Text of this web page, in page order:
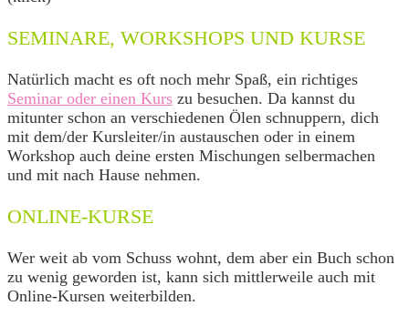
SEMINARE, WORKSHOPS UND KURSE
Natürlich macht es oft noch mehr Spaß, ein richtiges
Seminar oder einen Kurs zu besuchen. Da kannst du
mitunter schon an verschiedenen Ölen schnuppern, dich
mit dem/der Kursleiter/in austauschen oder in einem
Workshop auch deine ersten Mischungen selbermachen
und mit nach Hause nehmen.
ONLINE-KURSE
Wer weit ab vom Schuss wohnt, dem aber ein Buch schon
zu wenig geworden ist, kann sich mittlerweile auch mit
Online-Kursen weiterbilden.